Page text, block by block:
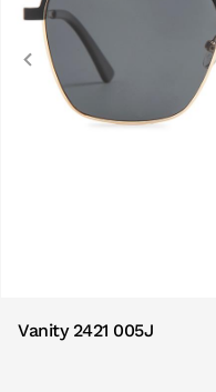
Previous
Vanity 2421 005J